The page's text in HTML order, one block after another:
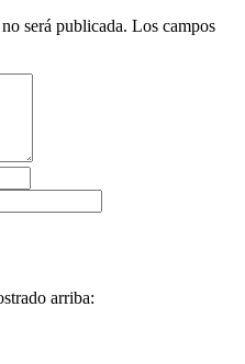
será publicada. Los campos
arriba: